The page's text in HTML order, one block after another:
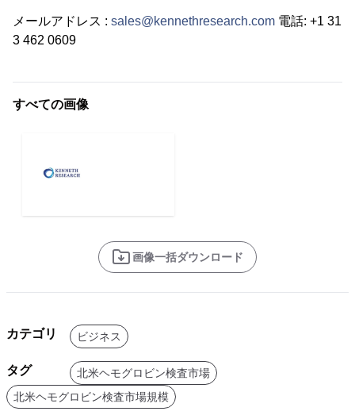
メールアドレス : sales@kennethresearch.com 電話: +1 31
3 462 0609
すべての画像
画像一括ダウンロード
カテゴリ ビジネス
タグ
北米ヘモグロビン検査市場
北米ヘモグロビン検査市場規模